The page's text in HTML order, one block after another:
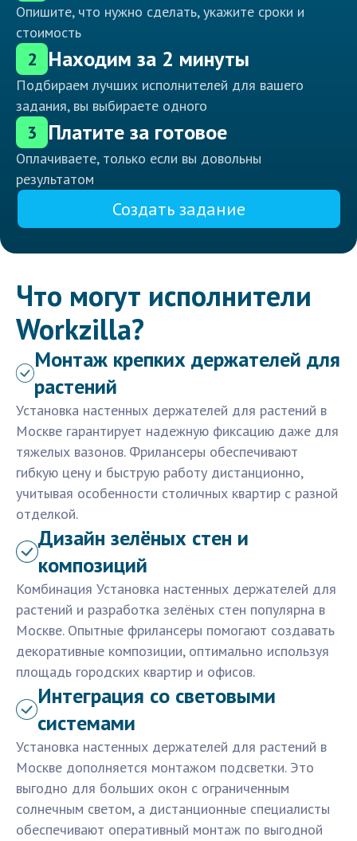
Опишите, что нужно сделать, укажите сроки и
стоимость
2 Находим за 2 минуты
Подбираем лучших исполнителей для вашего
задания, вы выбираете одного
3 Платите за готовое
Оплачиваете, только если вы довольны
результатом
Создать задание
Что могут исполнители
Workzilla?
Монтаж крепких держателей для
растений
Установка настенных держателей для растений в
Москве гарантирует надежную фиксацию даже для
тяжелых вазонов. Фрилансеры обеспечивают
гибкую цену и быструю работу дистанционно,
учитывая особенности столичных квартир с разной
отделкой.
Дизайн зелёных стен и
композиций
Комбинация Установка настенных держателей для
растений и разработка зелёных стен популярна в
Москве. Опытные фрилансеры помогают создавать
декоративные композиции, оптимально используя
площадь городских квартир и офисов.
Интеграция со световыми
системами
Установка настенных держателей для растений в
Москве дополняется монтажом подсветки. Это
выгодно для больших окон с ограниченным
солнечным светом, а дистанционные специалисты
обеспечивают оперативный монтаж по выгодной